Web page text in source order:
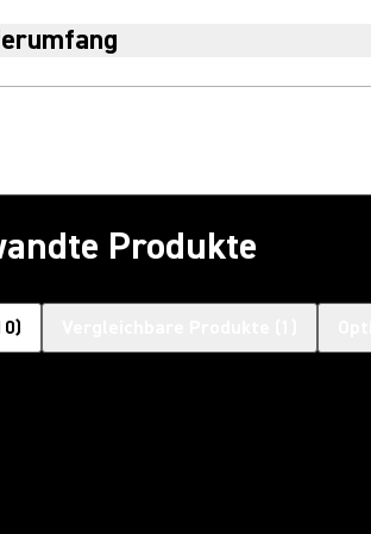
Produkte
)